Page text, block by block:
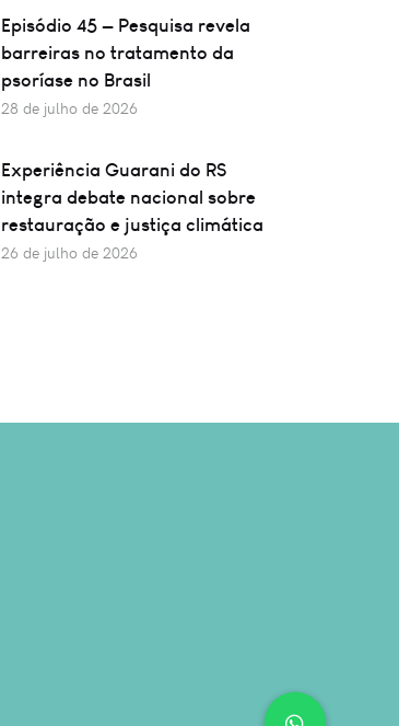
Episódio 45 — Pesquisa revela
barreiras no tratamento da
psoríase no Brasil
28 de julho de 2026
Experiência Guarani do RS
integra debate nacional sobre
restauração e justiça climática
26 de julho de 2026